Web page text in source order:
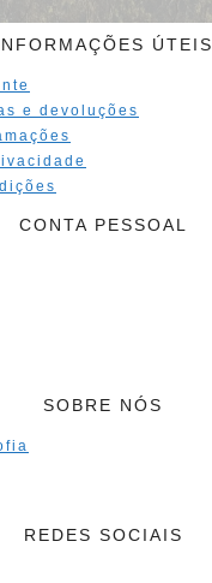
ÚTEIS
e devoluções
CONTA PESSOAL
SOBRE NÓS
REDES SOCIAIS